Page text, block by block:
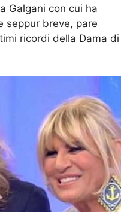
Galgani con cui ha
seppur breve, pare
ricordi della Dama di